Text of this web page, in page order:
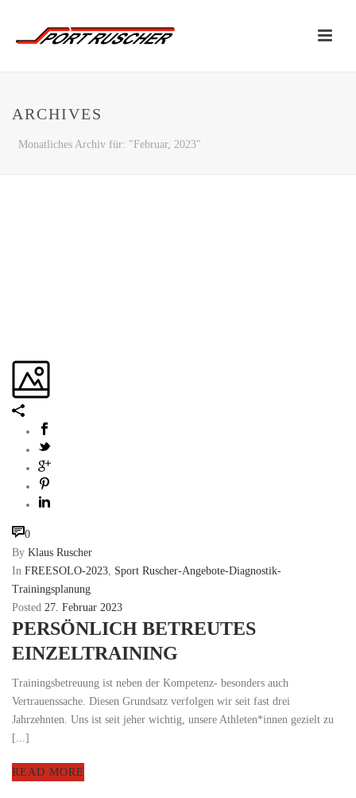
ARCHIVES
Monatliches Archiv für: "Februar, 2023"
0
By Klaus Ruscher
In FREESOLO-2023 Sport Ruscher-Angebote-Diagnostik-
Trainingsplanung
Posted 27. Februar 2023
PERSÖNLICH BETREUTES
EINZELTRAINING
Trainingsbetreuung ist neben der Kompetenz- besonders auch
Vertrauenssache. Diesen Grundsatz verfolgen wir seit fast drei
Jahrzehnten. Uns ist seit jeher wichtig, unsere Athleten*innen gezielt zu
[...]
READ MORE